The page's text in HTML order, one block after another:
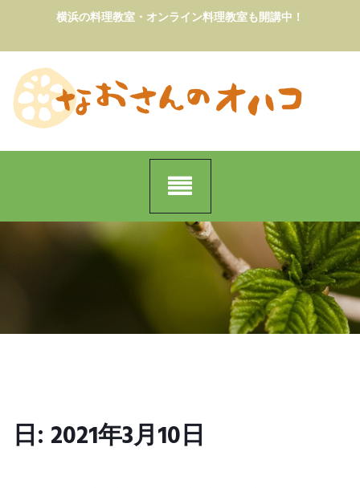
content
横浜の料理教室・オンライン料理教室も開講中！
日: 2021年3月10日